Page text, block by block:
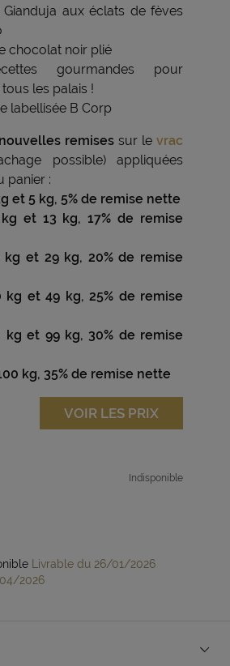
Gianduja aux éclats de fèves
chocolat noir plié
gourmandes pour
les palais !
labellisée B Corp
nouvelles remises sur le vrac
possible) appliquées
panier :
et 5 kg, 5% de remise nette
et 13 kg, 17% de remise
kg et 29 kg, 20% de remise
kg et 49 kg, 25% de remise
kg et 99 kg, 30% de remise
kg, 35% de remise nette
Indisponible
VOIR LES PRIX
Livrable du 26/01/2026
2026